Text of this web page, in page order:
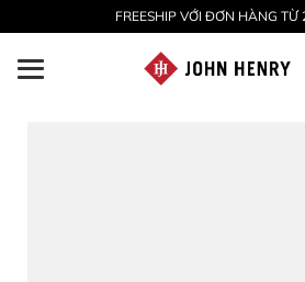
FREESHIP VỚI ĐƠN HÀNG TỪ